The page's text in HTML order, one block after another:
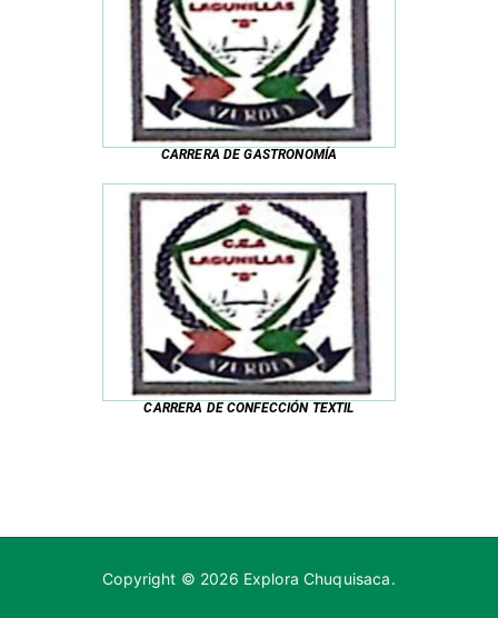
CARRERA DE GASTRONOMÍA
CARRERA DE CONFECCIÓN TEXTIL
Copyright © 2026 Explora Chuquisaca.